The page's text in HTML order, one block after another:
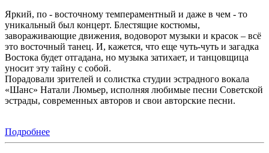
Яркий, по - восточному темпераментный и даже в чем - то
уникальный был концерт. Блестящие костюмы,
завораживающие движения, водоворот музыки и красок – всё
это восточный танец. И, кажется, что еще чуть-чуть и загадка
Востока будет отгадана, но музыка затихает, и танцовщица
уносит эту тайну с собой.
Порадовали зрителей и солистка студии эстрадного вокала
«Шанс» Натали Люмьер, исполняя любимые песни Советской
эстрады, современных авторов и свои авторские песни.
Подробнее